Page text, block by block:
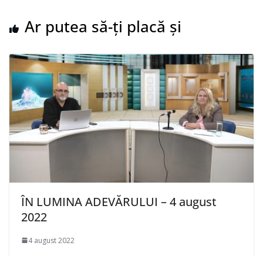
Ar putea să-ți placă și
ÎN LUMINA ADEVĂRULUI – 4 august
2022
4 august 2022